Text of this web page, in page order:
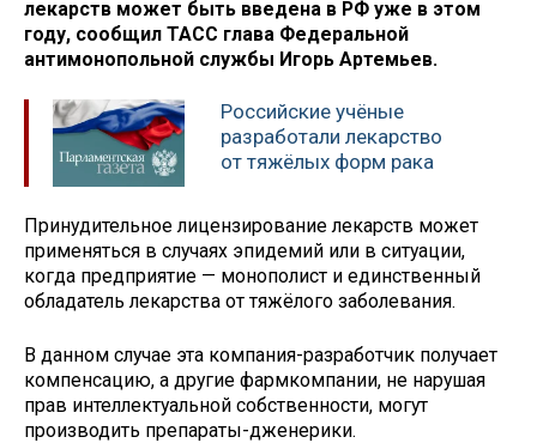
лекарств может быть введена в РФ уже в этом
году, сообщил ТАСС глава Федеральной
антимонопольной службы Игорь Артемьев.
Российские учёные
разработали лекарство
от тяжёлых форм рака
Принудительное лицензирование лекарств может
применяться в случаях эпидемий или в ситуации,
когда предприятие — монополист и единственный
обладатель лекарства от тяжёлого заболевания.
В данном случае эта компания-разработчик получает
компенсацию, а другие фармкомпании, не нарушая
прав интеллектуальной собственности, могут
производить препараты-дженерики.